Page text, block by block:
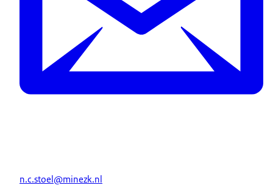
n.c.stoel@minezk.nl